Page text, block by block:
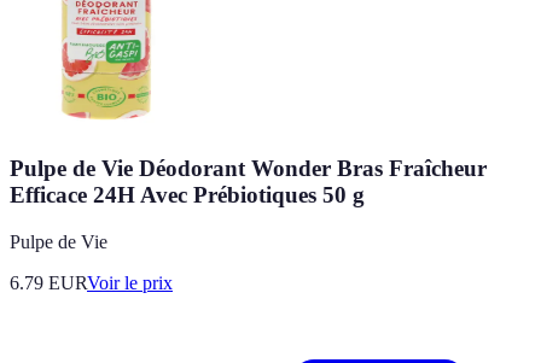
Pulpe de Vie Déodorant Wonder Bras Fraîcheur
Efficace 24H Avec Prébiotiques 50 g
Pulpe de Vie
6.79 EURVoir le prix